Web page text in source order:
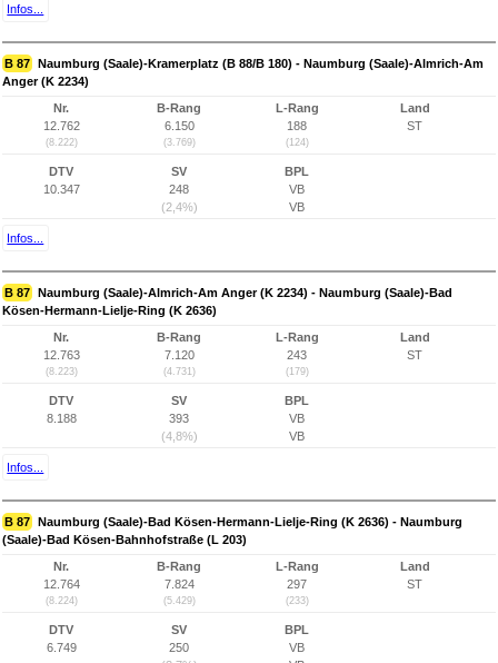
Infos...
B 87 Naumburg (Saale)-Kramerplatz (B 88/B 180) - Naumburg (Saale)-Almrich-Am
Anger (K 2234)
Nr.
12.762
(8.222)
B-Rang
6.150
(3.769)
L-Rang
188
(124)
Land
ST
DTV
10.347
SV
248
(2,4%)
BPL
VB
VB
Infos...
B 87 Naumburg (Saale)-Almrich-Am Anger (K 2234) - Naumburg (Saale)-Bad
Kösen-Hermann-Lielje-Ring (K 2636)
Nr.
12.763
(8.223)
B-Rang
7.120
(4.731)
L-Rang
243
(179)
Land
ST
DTV
8.188
SV
393
(4,8%)
BPL
VB
VB
Infos...
B 87 Naumburg (Saale)-Bad Kösen-Hermann-Lielje-Ring (K 2636) - Naumburg
(Saale)-Bad Kösen-Bahnhofstraße (L 203)
Nr.
12.764
(8.224)
B-Rang
7.824
(5.429)
L-Rang
297
(233)
Land
ST
DTV
6.749
SV
250
BPL
VB